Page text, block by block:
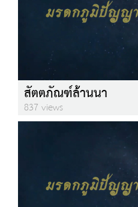
สัตตภัณฑ์ล้านนา
837 views